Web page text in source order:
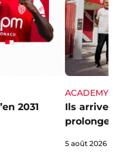
2031
ACADEMY
Ils
5 août 2026